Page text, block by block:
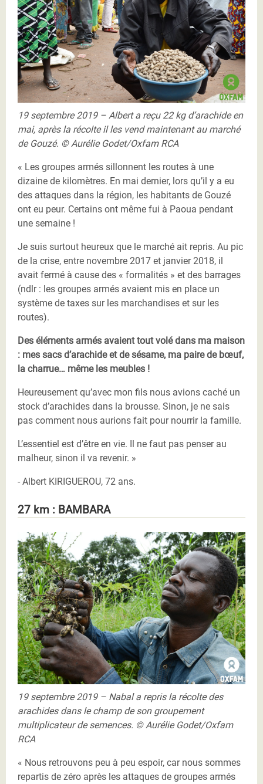
19 septembre 2019 – Albert a reçu 22 kg d’arachide en
mai, après la récolte il les vend maintenant au marché
de Gouzé. © Aurélie Godet/Oxfam RCA
« Les groupes armés sillonnent les routes à une
dizaine de kilomètres. En mai dernier, lors qu’il y a eu
des attaques dans la région, les habitants de Gouzé
ont eu peur. Certains ont même fui à Paoua pendant
une semaine !
Je suis surtout heureux que le marché ait repris. Au pic
de la crise, entre novembre 2017 et janvier 2018, il
avait fermé à cause des « formalités » et des barrages
(ndlr : les groupes armés avaient mis en place un
système de taxes sur les marchandises et sur les
routes).
Des éléments armés avaient tout volé dans ma maison
: mes sacs d’arachide et de sésame, ma paire de bœuf,
la charrue… même les meubles !
Heureusement qu’avec mon fils nous avions caché un
stock d’arachides dans la brousse. Sinon, je ne sais
pas comment nous aurions fait pour nourrir la famille.
L’essentiel est d’être en vie. Il ne faut pas penser au
malheur, sinon il va revenir. »
- Albert KIRIGUEROU, 72 ans.
27 km : BAMBARA
Nabal récolte Oxfam RCA
19 septembre 2019 – Nabal a repris la récolte des
arachides dans le champ de son groupement
multiplicateur de semences. © Aurélie Godet/Oxfam
RCA
« Nous retrouvons peu à peu espoir, car nous sommes
repartis de zéro après les attaques de groupes armés